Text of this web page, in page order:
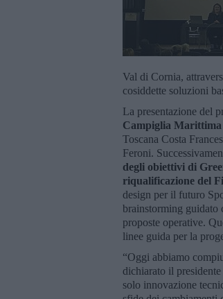
Val di Cornia,
cosiddette soluzioni
La presentazione del
Campiglia Marittima
Toscana Costa
Feroni.
degli obiettivi di
riqualificazione del
design per il futuro
brainstorming guidato
proposte operative.
linee guida per la
“Oggi abbiamo
dichiarato il
solo innovazione